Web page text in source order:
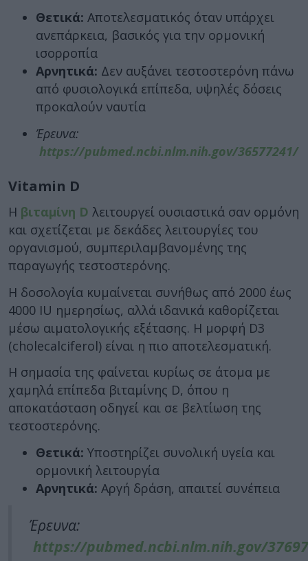
Θετικά: Αποτελεσματικός όταν υπάρχει
ανεπάρκεια, βασικός για την ορμονική
ισορροπία
Αρνητικά: Δεν αυξάνει τεστοστερόνη πάνω
από φυσιολογικά επίπεδα, υψηλές δόσεις
προκαλούν ναυτία
Έρευνα:
https://pubmed.ncbi.nlm.nih.gov/36577241/
Vitamin D
Η βιταμίνη D λειτουργεί ουσιαστικά σαν ορμόνη
και σχετίζεται με δεκάδες λειτουργίες του
οργανισμού, συμπεριλαμβανομένης της
παραγωγής τεστοστερόνης.
Η δοσολογία κυμαίνεται συνήθως από 2000 έως
4000 IU ημερησίως, αλλά ιδανικά καθορίζεται
μέσω αιματολογικής εξέτασης. Η μορφή D3
(cholecalciferol) είναι η πιο αποτελεσματική.
Η σημασία της φαίνεται κυρίως σε άτομα με
χαμηλά επίπεδα βιταμίνης D, όπου η
αποκατάσταση οδηγεί και σε βελτίωση της
τεστοστερόνης.
Θετικά: Υποστηρίζει συνολική υγεία και
ορμονική λειτουργία
Αρνητικά: Αργή δράση, απαιτεί συνέπεια
Έρευνα:
https://pubmed.ncbi.nlm.nih.gov/